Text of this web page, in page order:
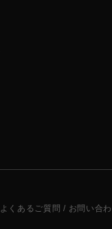
よくあるご質問 / お問い合